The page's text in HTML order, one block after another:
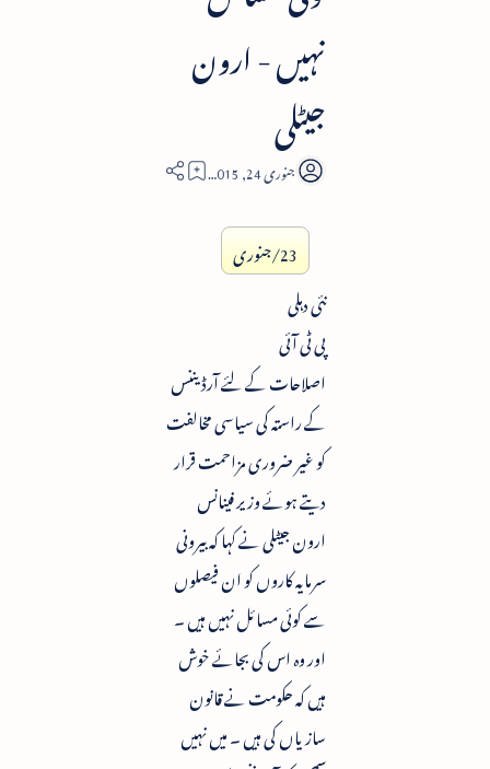
نہیں - ارون
جیٹلی
3
23/جنوری
نئی دہلی
پی ٹی آئی
اصلاحات کے لئے آرڈیننس
کے راستہ کی سیاسی مخالفت
کو غیر ضروری مزاحمت قرار
دیتے ہوئے وزیر فینانس
ارون جیٹلی نے کہا کہ بیرونی
سرمایہ کاروں کو ان فیصلوں
سے کوئی مسائل نہیں ہیں ۔
اور وہ اس کی بجائے خوش
ہیں کہ حکومت نے قانون
سازیاں کی ہیں ۔ میں نہیں